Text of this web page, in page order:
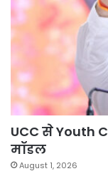
UCC से Youth
मॉडल
August 1, 2026